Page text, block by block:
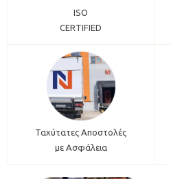
ISO
CERTIFIED
Ταχύτατες Αποστολές
με Ασφάλεια